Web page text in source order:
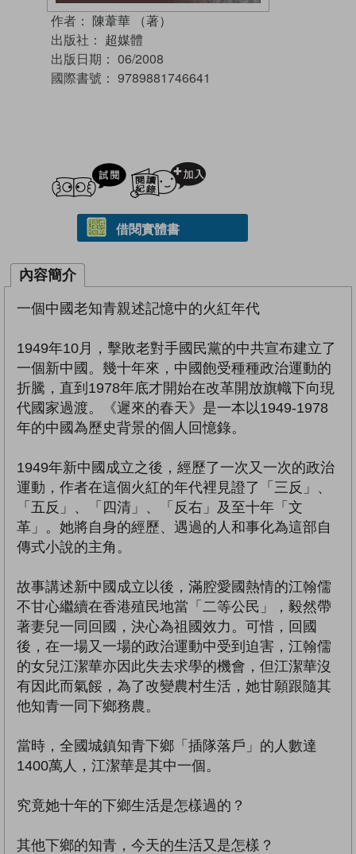
作者： 陳葦華 （著）
出版社： 超媒體
出版日期： 06/2008
國際書號： 9789881746641
試閲
借閱實體書
內容簡介
一個中國老知青親述記憶中的火紅年代
1949年10月，擊敗老對手國民黨的中共宣布建立了
一個新中國。幾十年來，中國飽受種種政治運動的
折騰，直到1978年底才開始在改革開放旗幟下向現
代國家過渡。《遲來的春天》是一本以1949-1978
年的中國為歷史背景的個人回憶錄。
1949年新中國成立之後，經歷了一次又一次的政治
運動，作者在這個火紅的年代裡見證了「三反」、
「五反」、「四清」、「反右」及至十年「文
革」。她將自身的經歷、遇過的人和事化為這部自
傳式小說的主角。
故事講述新中國成立以後，滿腔愛國熱情的江翰儒
不甘心繼續在香港殖民地當「二等公民」，毅然帶
著妻兒一同回國，決心為祖國效力。可惜，回國
後，在一場又一場的政治運動中受到迫害，江翰儒
的女兒江潔華亦因此失去求學的機會，但江潔華沒
有因此而氣餒，為了改變農村生活，她甘願跟隨其
他知青一同下鄉務農。
當時，全國城鎮知青下鄉「插隊落戶」的人數達
1400萬人，江潔華是其中一個。
究竟她十年的下鄉生活是怎樣過的？
其他下鄉的知青，今天的生活又是怎樣？